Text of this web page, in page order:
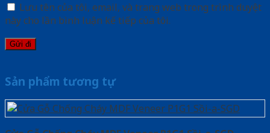
Lưu tên của tôi, email, và trang web trong trình duyệt
này cho lần bình luận kế tiếp của tôi.
Sản phẩm tương tự